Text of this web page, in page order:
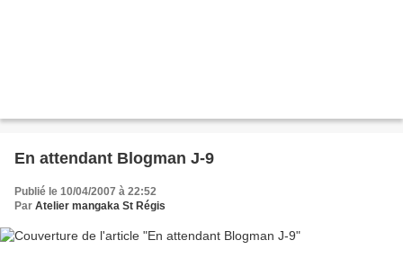
En attendant Blogman J-9
Publié le 10/04/2007 à 22:52
Par Atelier mangaka St Régis